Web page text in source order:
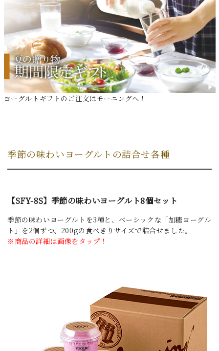
ヨーグルトギフトのご注文はモーニングへ！
季節の味わいヨーグルトの詰合せ各種
【SFY-8S】季節の味わいヨーグルト8個セット
季節の味わいヨーグルトを3種と、ベーシックな「加糖ヨーグル
ト」を2個ずつ、200gの食べきりサイズで詰合せました。
※商品の詳細は画像をタップ！